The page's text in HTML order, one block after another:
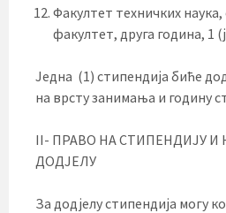
Факултет техничких
факултет, друга година, 1
Једна (1) стипендија биће
на врсту занимања и годину
II- ПРАВО НА СТИПЕНДИЈУ И
ДОДЈЕЛУ
За додјелу стипендија могу